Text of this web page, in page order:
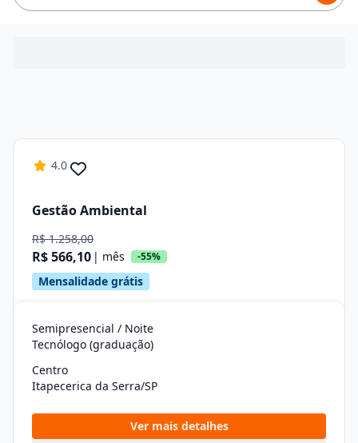
4.0
Gestão Ambiental
R$ 1.258,00
R$ 566,10 | mês -55%
Mensalidade grátis
Semipresencial / Noite
Tecnólogo (graduação)
Centro
Itapecerica da Serra/SP
Ver mais detalhes